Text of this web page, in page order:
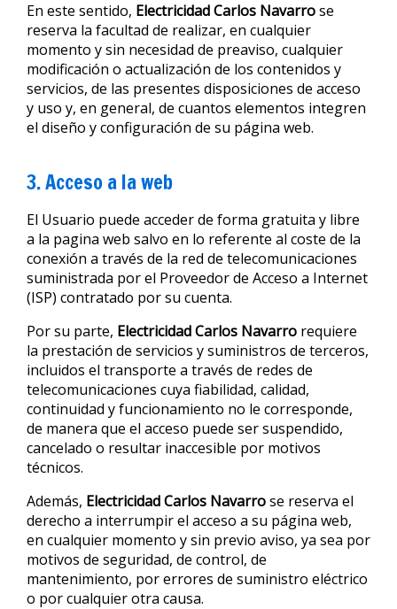
En este sentido, Electricidad Carlos Navarrose
reserva la facultad de realizar, en cualquier
momento y sin necesidad de preaviso, cualquier
modificación o actualización de los contenidos y
servicios, de las presentes disposiciones de acceso
y uso y, en general, de cuantos elementos integren
el diseño y configuración de su página web.
3. Acceso a la web
El Usuario puede acceder de forma gratuita y libre
a la pagina web salvo en lo referente al coste de la
conexión a través de la red de telecomunicaciones
suministrada por el Proveedor de Acceso a Internet
(ISP) contratado por su cuenta.
Por su parte, Electricidad Carlos Navarro requiere
la prestación de servicios y suministros de terceros,
incluidos el transporte a través de redes de
telecomunicaciones cuya fiabilidad, calidad,
continuidad y funcionamiento no le corresponde,
de manera que el acceso puede ser suspendido,
cancelado o resultar inaccesible por motivos
técnicos.
Además, Electricidad Carlos Navarrose reserva el
derecho a interrumpir el acceso a su página web,
en cualquier momento y sin previo aviso, ya sea por
motivos de seguridad, de control, de
mantenimiento, por errores de suministro eléctrico
o por cualquier otra causa.